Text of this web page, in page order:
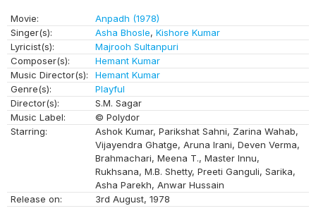
Movie:
Anpadh (1978)
Singer(s):
Asha Bhosle, Kishore Kumar
Lyricist(s):
Majrooh Sultanpuri
Composer(s):
Hemant Kumar
Music Director(s):
Hemant Kumar
Genre(s):
Playful
Director(s):
S.M. Sagar
Music Label:
© Polydor
Starring:
Ashok Kumar, Parikshat Sahni, Zarina Wahab,
Vijayendra Ghatge, Aruna Irani, Deven Verma,
Brahmachari, Meena T., Master Innu,
Rukhsana, M.B. Shetty, Preeti Ganguli, Sarika,
Asha Parekh, Anwar Hussain
Release on:
3rd August, 1978